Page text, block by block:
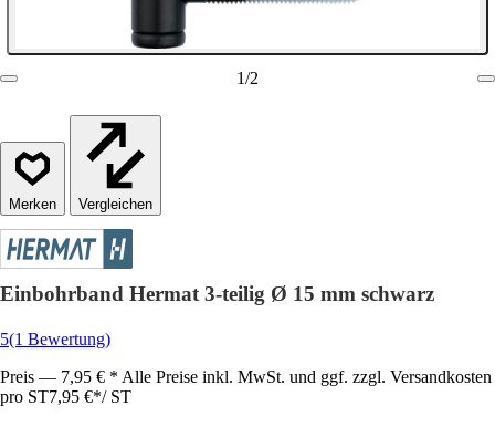
1/2
Vergleichen
Einbohrband Hermat 3-teilig Ø 15 mm schwarz
5(1 Bewertung)
Preis — 7,95 € * Alle Preise inkl. MwSt. und ggf. zzgl. Versandkosten
pro ST7,95 €*/ ST